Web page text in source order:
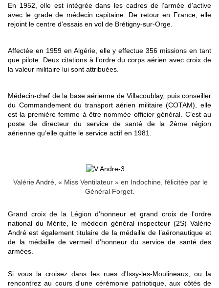
En 1952, elle est intégrée dans les cadres de l’armée d’active
avec le grade de médecin capitaine. De retour en France, elle
rejoint le centre d’essais en vol de Brétigny-sur-Orge.
Affectée en 1959 en Algérie, elle y effectue 356 missions en tant
que pilote. Deux citations à l’ordre du corps aérien avec croix de
la valeur militaire lui sont attribuées.
Médecin-chef de la base aérienne de Villacoublay, puis conseiller
du Commandement du transport aérien militaire (COTAM), elle
est la première femme à être nommée officier général. C’est au
poste de directeur du service de santé de la 2ème région
aérienne qu’elle quitte le service actif en 1981.
Valérie André, « Miss Ventilateur » en Indochine, félicitée par le
Général Forget.
Grand croix de la Légion d’honneur et grand croix de l’ordre
national du Mérite, le médecin général inspecteur (2S) Valérie
André est également titulaire de la médaille de l’aéronautique et
de la médaille de vermeil d’honneur du service de santé des
armées.
Si vous la croisez dans les rues d'Issy-les-Moulineaux, ou la
rencontrez au cours d'une cérémonie patriotique, aux côtés de